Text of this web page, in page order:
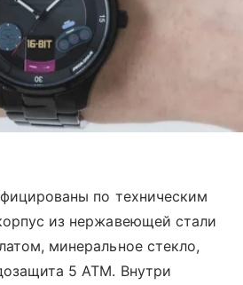
по техническим
из нержавеющей стали
минеральное стекло,
5 ATM. Внутри